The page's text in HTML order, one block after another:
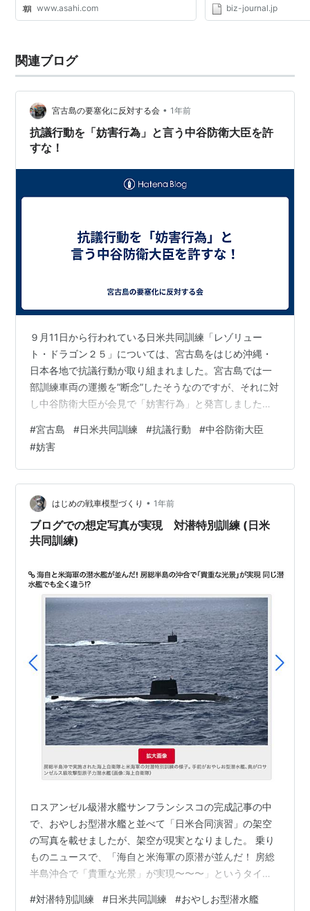
www.asahi.com biz-journal.jp
関連ブログ
宮古島の要塞化に反対する会 • 1年前
抗議行動を「妨害行為」と言う中谷防衛大臣を許
すな！
９月11日から行われている日米共同訓練「レゾリュー
ト・ドラゴン２５」については、宮古島をはじめ沖縄・
日本各地で抗議行動が取り組まれました。宮古島では一
部訓練車両の運搬を”断念”したそうなのですが、それに対
し中谷防衛大臣が会見で「妨害行為」と発言しました。
中谷元・防衛相は19日の閣議後記者会見で、宮古島（沖
縄県）で13日に実施された自衛隊の訓練について「妨害
行為により訓練内容の変更を余儀なくされた。大変遺憾
だ」と述べた。会見の冒頭発言でこうした認識を示すの
は異例。中谷氏は「反対の立場を含め、意見表明するこ
と自体を否定するもの…
#宮古島 #日米共同訓練 #抗議行動 #中谷防衛大臣
#妨害
はじめの戦車模型づくり • 1年前
ブログでの想定写真が実現 対潜特別訓練 (日米
共同訓練)
ロスアンゼル級潜水艦サンフランシスコの完成記事の中
で、おやしお型潜水艦と並べて「日米合同演習」の架空
の写真を載せましたが、架空が現実となりました。 乗り
ものニュースで、「海自と米海軍の原潜が並んだ！ 房総
半島沖合で「貴重な光景」が実現〜〜〜」というタイト
が並走する写真を海上自衛隊がＸで公開しました。
#対潜特別訓練 #日米共同訓練 #おやしお型潜水艦